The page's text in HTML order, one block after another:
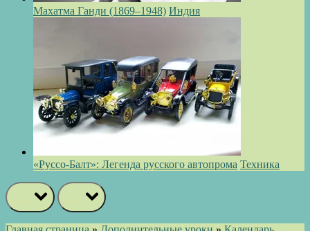
Махатма Ганди (1869–1948) Индия
«Руссо-Балт»: Легенда русского автопрома Техника